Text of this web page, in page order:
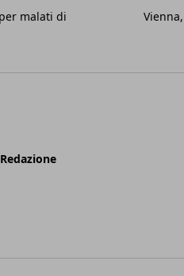
malati di
Redazione